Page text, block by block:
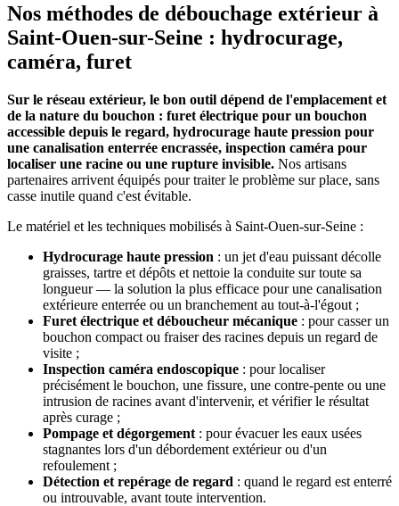
Nos méthodes de débouchage extérieur à
Saint-Ouen-sur-Seine : hydrocurage,
caméra, furet
Sur le réseau extérieur, le bon outil dépend de l'emplacement et
de la nature du bouchon : furet électrique pour un bouchon
accessible depuis le regard, hydrocurage haute pression pour
une canalisation enterrée encrassée, inspection caméra pour
localiser une racine ou une rupture invisible. Nos artisans
partenaires arrivent équipés pour traiter le problème sur place, sans
casse inutile quand c'est évitable.
Le matériel et les techniques mobilisés à Saint-Ouen-sur-Seine :
Hydrocurage haute pression : un jet d'eau puissant décolle
graisses, tartre et dépôts et nettoie la conduite sur toute sa
longueur — la solution la plus efficace pour une canalisation
extérieure enterrée ou un branchement au tout-à-l'égout ;
Furet électrique et déboucheur mécanique : pour casser un
bouchon compact ou fraiser des racines depuis un regard de
visite ;
Inspection caméra endoscopique : pour localiser
précisément le bouchon, une fissure, une contre-pente ou une
intrusion de racines avant d'intervenir, et vérifier le résultat
après curage ;
Pompage et dégorgement : pour évacuer les eaux usées
stagnantes lors d'un débordement extérieur ou d'un
refoulement ;
Détection et repérage de regard : quand le regard est enterré
ou introuvable, avant toute intervention.